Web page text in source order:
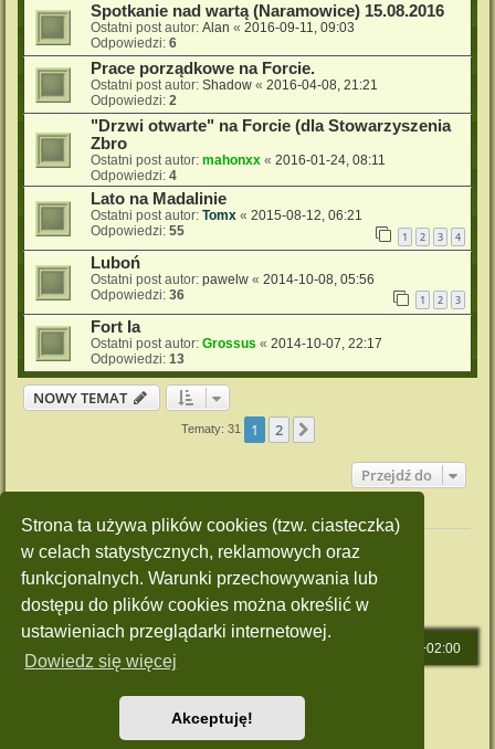
Strona ta używa plików cookies (tzw. ciasteczka)
w celach statystycznych, reklamowych oraz
funkcjonalnych. Warunki przechowywania lub
dostępu do plików cookies można określić w
ustawieniach przeglądarki internetowej.
Dowiedz się więcej
Akceptuję!
Spotkanie nad wartą (Naramowice) 15.08.2016
Ostatni post autor: Alan « 2016-09-11, 09:03
Odpowiedzi: 6
Prace porządkowe na Forcie.
Ostatni post autor: Shadow « 2016-04-08, 21:21
Odpowiedzi: 2
"Drzwi otwarte" na Forcie (dla Stowarzyszenia
Zbro
Ostatni post autor: mahonxx « 2016-01-24, 08:11
Odpowiedzi: 4
Lato na Madalinie
Ostatni post autor: Tomx « 2015-08-12, 06:21
Odpowiedzi: 55 1 2 3 4
Luboń
Ostatni post autor: pawelw « 2014-10-08, 05:56
Odpowiedzi: 36 1 2 3
Fort Ia
Ostatni post autor: Grossus « 2014-10-07, 22:17
Odpowiedzi: 13
NOWY TEMAT
Tematy: 31 1 2
Przejdź do
Twoje uprawnienia na tym forum
Nie możesz
tworzyć nowych tematów
Nie możeszodpowiadać w tematach
Nie możeszzmieniać swoich postów
Nie możesz usuwać swoich postów
Nie możesz dodawać załączników
UTC+02:00
Style: Green-Style by Joyce&LunaphpBB-Style-Design
Zasady ochrony danych osobowych